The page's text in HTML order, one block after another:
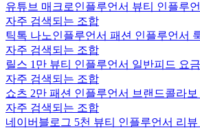
유튜브 매크로인플루언서 뷰티 인플루
자주 검색되는 조합
틱톡 나노인플루언서 패션 인플루언서
자주 검색되는 조합
릴스 1만 뷰티 인플루언서 일반피드 요
자주 검색되는 조합
쇼츠 2만 패션 인플루언서 브랜드콜라보
자주 검색되는 조합
네이버블로그 5천 뷰티 인플루언서 리뷰